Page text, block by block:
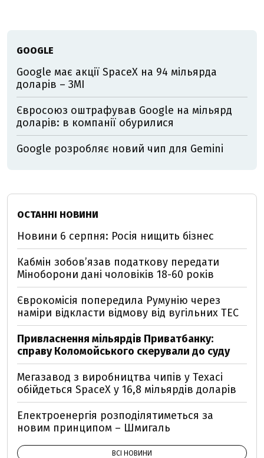
GOOGLE
Google має акції SpaceX на 94 мільярда
доларів – ЗМІ
Євросоюз оштрафував Google на мільярд
доларів: в компанії обурилися
Google розробляє новий чип для Gemini
ОСТАННІ НОВИНИ
Новини 6 серпня: Росія нищить бізнес
Кабмін зобовʼязав податкову передати
Міноборони дані чоловіків 18-60 років
Єврокомісія попередила Румунію через
наміри відкласти відмову від вугільних ТЕС
Привласнення мільярдів Приватбанку:
справу Коломойського скерували до суду
Мегазавод з виробництва чипів у Техасі
обійдеться SpaceX у 16,8 мільярдів доларів
Електроенергія розподілятиметься за
новим принципом – Шмигаль
ВСІ НОВИНИ